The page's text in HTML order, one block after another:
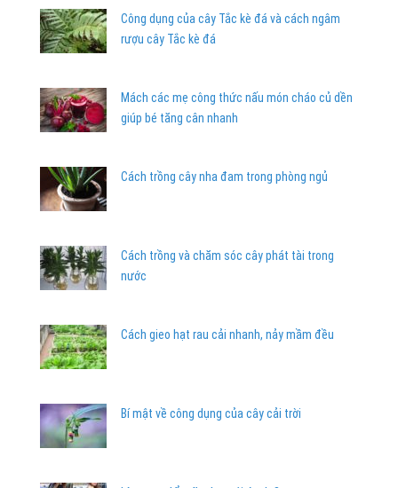
Công dụng của cây Tắc kè đá và cách ngâm
rượu cây Tắc kè đá
Mách các mẹ công thức nấu món cháo củ dền
giúp bé tăng cân nhanh
Cách trồng cây nha đam trong phòng ngủ
Cách trồng và chăm sóc cây phát tài trong
nước
Cách gieo hạt rau cải nhanh, nảy mầm đều
Bí mật về công dụng của cây cải trời